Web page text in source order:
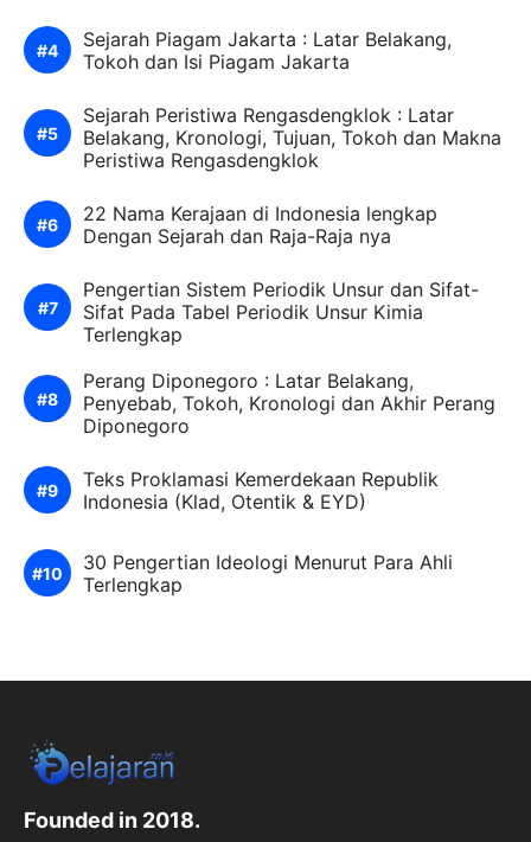
Sejarah Piagam Jakarta : Latar Belakang,
Tokoh dan Isi Piagam Jakarta
Sejarah Peristiwa Rengasdengklok : Latar
Belakang, Kronologi, Tujuan, Tokoh dan Makna
Peristiwa Rengasdengklok
22 Nama Kerajaan di Indonesia lengkap
Dengan Sejarah dan Raja-Raja nya
Pengertian Sistem Periodik Unsur dan Sifat-
Sifat Pada Tabel Periodik Unsur Kimia
Terlengkap
Perang Diponegoro : Latar Belakang,
Penyebab, Tokoh, Kronologi dan Akhir Perang
Diponegoro
Teks Proklamasi Kemerdekaan Republik
Indonesia (Klad, Otentik & EYD)
30 Pengertian Ideologi Menurut Para Ahli
Terlengkap
Founded in 2018.